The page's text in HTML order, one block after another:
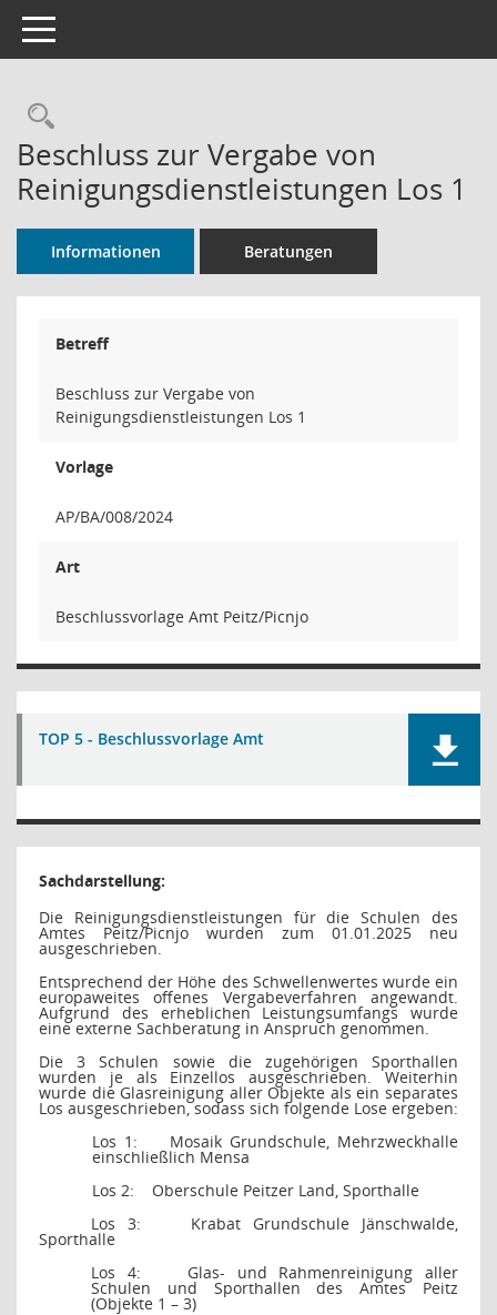
Toggle navigation
Rechercheauswahl
Beschluss zur Vergabe von
Reinigungsdienstleistungen Los 1
Informationen Beratungen
Betreff
Beschluss zur Vergabe von
Reinigungsdienstleistungen Los 1
Vorlage
AP/BA/008/2024
Art
Beschlussvorlage Amt Peitz/Picnjo
TOP 5 - Beschlussvorlage Amt
Sachdarstellung:
Die Reinigungsdienstleistungen für die Schulen des
Amtes Peitz/Picnjo wurden zum 01.01.2025 neu
ausgeschrieben.
Entsprechend der Höhe des Schwellenwertes wurde ein
europaweites offenes Vergabeverfahren angewandt.
Aufgrund des erheblichen Leistungsumfangs wurde
eine externe Sachberatung in Anspruch genommen.
Die 3 Schulen sowie die zugehörigen Sporthallen
wurden je als Einzellos ausgeschrieben. Weiterhin
wurde die Glasreinigung aller Objekte als ein separates
Los ausgeschrieben, sodass sich folgende Lose ergeben:
Los 1:
Mosaik Grundschule, Mehrzweckhalle
einschließlich Mensa
Los 2:
Oberschule Peitzer Land, Sporthalle
Los 3:
Krabat Grundschule Jänschwalde,
Sporthalle
Los 4:
Glas- und Rahmenreinigung aller
Schulen und Sporthallen des Amtes Peitz
(Objekte 1 – 3)